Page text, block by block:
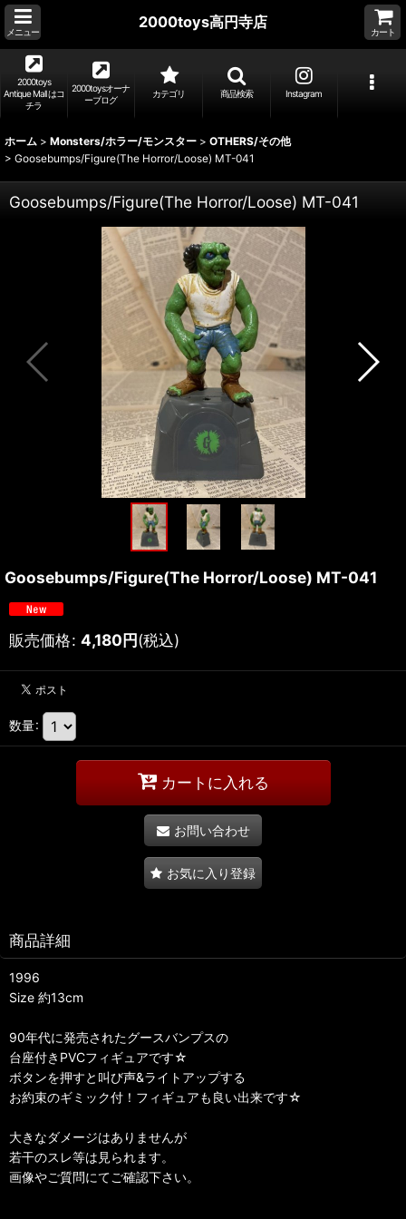
メニュー
2000toys高円寺店
カート
2000toys
Antique Mall はコ
チラ
2000toysオーナ
ーブログ
カテゴリ 商品検索 Instagram
ホーム > Monsters/ホラー/モンスター > OTHERS/その他
> Goosebumps/Figure(The Horror/Loose) MT-041
Goosebumps/Figure(The Horror/Loose) MT-041
Goosebumps/Figure(The Horror/Loose) MT-041
販売価格: 4,180円(税込)
数量:
カートに入れる
お問い合わせ
お気に入り登録
商品詳細
1996
Size 約13cm
90年代に発売されたグースバンプスの
台座付きPVCフィギュアです☆
ボタンを押すと叫び声&ライトアップする
お約束のギミック付！フィギュアも良い出来です☆
大きなダメージはありませんが
若干のスレ等は見られます。
画像やご質問にてご確認下さい。